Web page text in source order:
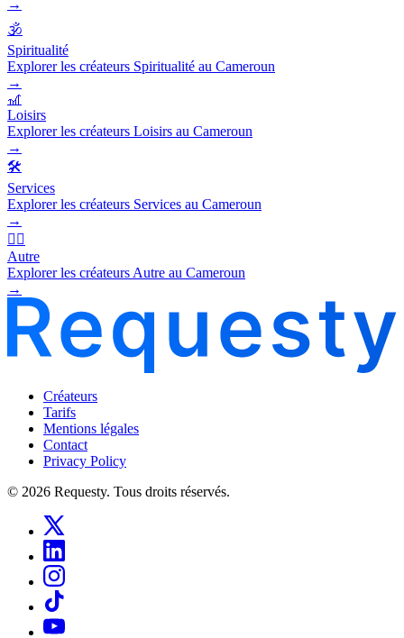
→
🕉️
Spiritualité
Explorer les créateurs Spiritualité au Cameroun
→
🎢
Loisirs
Explorer les créateurs Loisirs au Cameroun
→
🛠️
Services
Explorer les créateurs Services au Cameroun
→
🧜‍♂️
Autre
Explorer les créateurs Autre au Cameroun
→
Créateurs
Tarifs
Mentions légales
Contact
Privacy Policy
© 2026 Requesty. Tous droits réservés.